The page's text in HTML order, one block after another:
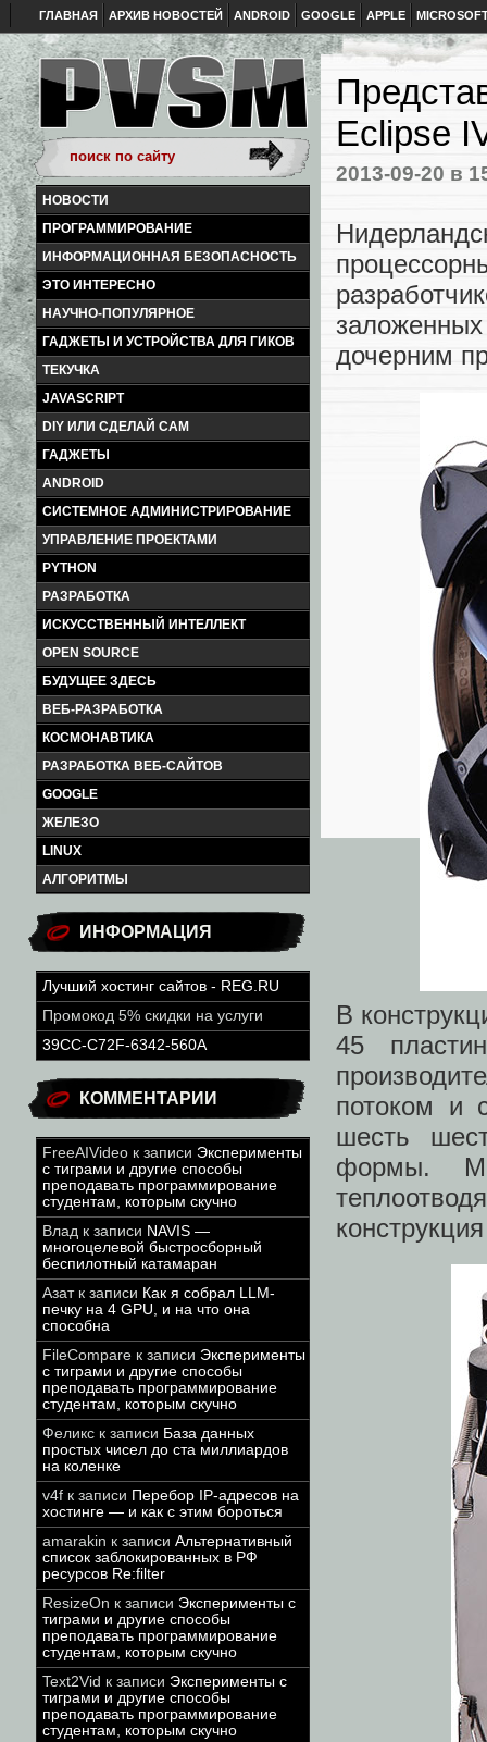
ГЛАВНАЯ АРХИВ НОВОСТЕЙ ANDROID GOOGLE APPLE
НОВОСТИ
ПРОГРАММИРОВАНИЕ
ИНФОРМАЦИОННАЯ БЕЗОПАСНОСТЬ
ЭТО ИНТЕРЕСНО
НАУЧНО-ПОПУЛЯРНОЕ
ГАДЖЕТЫ И УСТРОЙСТВА ДЛЯ ГИКОВ
ТЕКУЧКА
JAVASCRIPT
DIY ИЛИ СДЕЛАЙ САМ
ГАДЖЕТЫ
ANDROID
СИСТЕМНОЕ АДМИНИСТРИРОВАНИЕ
УПРАВЛЕНИЕ ПРОЕКТАМИ
PYTHON
РАЗРАБОТКА
ИСКУССТВЕННЫЙ ИНТЕЛЛЕКТ
OPEN SOURCE
БУДУЩЕЕ ЗДЕСЬ
ВЕБ-РАЗРАБОТКА
КОСМОНАВТИКА
РАЗРАБОТКА ВЕБ-САЙТОВ
GOOGLE
ЖЕЛЕЗО
LINUX
АЛГОРИТМЫ
ИНФОРМАЦИЯ
Лучший хостинг сайтов - REG.RU
Промокод 5% скидки на услуги
39CC-C72F-6342-560A
КОММЕНТАРИИ
FreeAIVideo к записи Эксперименты
с тиграми и другие способы
преподавать программирование
студентам, которым скучно
Влад к записи NAVIS —
многоцелевой быстросборный
беспилотный катамаран
Азатк записи Как я собрал LLM-
печку на 4 GPU, и на что она
способна
FileCompare к записи Эксперименты
с тиграми и другие способы
преподавать программирование
студентам, которым скучно
Феликс к записи База данных
простых чисел до ста миллиардов
на коленке
v4f к записи Перебор IP-адресов на
хостинге — и как с этим бороться
amarakin к записи Альтернативный
список заблокированных в РФ
ресурсов Re:filter
ResizeOn к записи Эксперименты с
тиграми и другие способы
преподавать программирование
студентам, которым скучно
Text2Vid к записи Эксперименты с
тиграми и другие способы
преподавать программирование
студентам, которым скучно
Eclipse
2013-09-20 в
дочерним
В
45
потоком и
шесть
формы.